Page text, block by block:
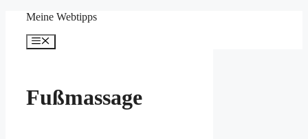
springen
Meine Webtipps
Menü
Fußmassage